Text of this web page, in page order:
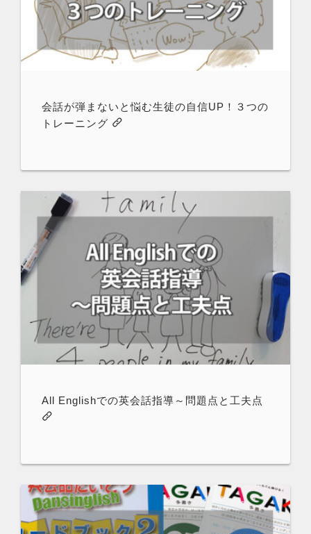
会話が弾まないと悩む生徒の自信UP！３つの
トレーニング
All Englishでの英会話指導～問題点と工夫点